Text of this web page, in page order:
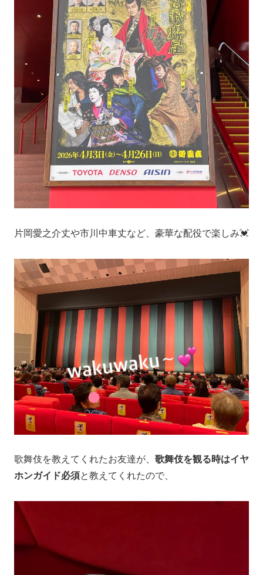
片岡愛之介丈や市川中車丈など、豪華な配役で楽しみ💓
歌舞伎を教えてくれたお友達が、 歌舞伎を観る時はイヤ
ホンガイド必須と教えてくれたので、